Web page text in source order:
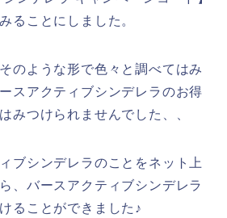
ることにしました。
のような形で色々と調べてはみ
スアクティブシンデレラのお得
みつけられませんでした、、
ブシンデレラのことをネット上
、バースアクティブシンデレラ
ることができました♪